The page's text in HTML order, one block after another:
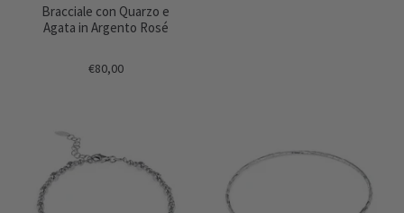
Bracciale con Quarzo e
Agata in Argento Rosé
€80,00